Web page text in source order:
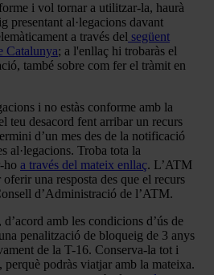
i vol tornar a utilitzar-la, haurà
presentant al·legacions davant
a través del següent
Catalunya; a l'enllaç hi trobaràs el
també sobre com fer el tràmit en
i no estàs conforme amb la
teu desacord fent arribar un recurs
d’un mes des de la notificació
al·legacions. Troba tota la
ho a través del mateix enllaç. L’ATM
oferir una resposta des que el recurs
d’Administració de l’ATM.
d’acord amb les condicions d’ús de
penalització de bloqueig de 3 anys
de la T-16. Conserva-la tot i
podràs viatjar amb la mateixa.